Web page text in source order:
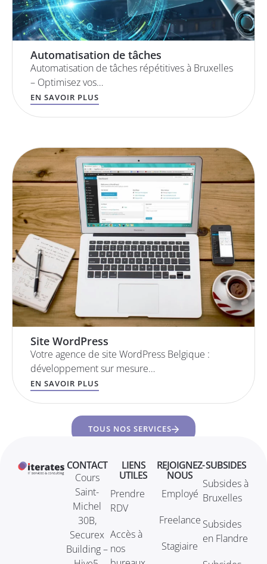
Automatisation de tâches
Automatisation de tâches répétitives à Bruxelles
– Optimisez vos…
EN SAVOIR PLUS
Site WordPress
Votre agence de site WordPress Belgique :
développement sur mesure…
EN SAVOIR PLUS
TOUS NOS SERVICES
CONTACT
Cours
Saint-
Michel
30B,
Securex
Building –
LIENS
UTILES
Prendre
RDV
Accès à
nos
REJOIGNEZ-
NOUS
Employé
Freelance
Stagiaire
SUBSIDES
Subsides à
Bruxelles
Subsides
en Flandre